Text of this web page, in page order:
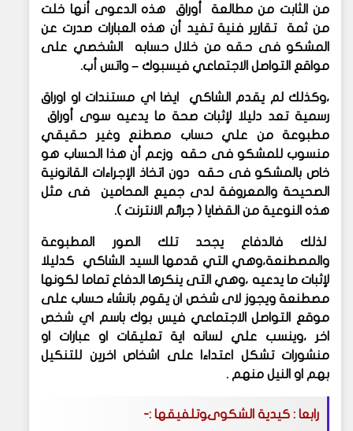
من الثابت من مطالعة أوراق هذه الدعوى أنها خلت
من ثمة تقارير فنية تفيد أن هذه العبارات صدرت عن
المشكو فى حقه من خلال حسابه الشخصي على
مواقع التواصل الاجتماعي فيسبوك – واتس أب.
،وكذلك لم يقدم الشاكي ايضا اي مستندات او اوراق
رسمية تعد دليلا لإثبات صحة ما يدعيه سوى أوراق
مطبوعة من علي حساب مصطنع وغير حقيقي
منسوب للمشكو فى حقه وزعم أن هذا الحساب هو
خاص بالمشكو فى حقه دون اتخاذ الإجراءات القانونية
الصحيحة والمعروفة لدى جميع المحامين فى مثل
هذه النوعية من القضايا ( جرائم الانترنت ).
لذلك فالدفاع يجحد تلك الصور المطبوعة
والمصطنعة،وهي التي قدمها السيد الشاكي كدليلا
لإثبات ما يدعيه ،وهي التى ينكرها الدفاع تماما لكونها
مصطنعة ويجوز لاى شخص ان يقوم بانشاء حساب على
موقع التواصل الاجتماعي فيس بوك باسم اي شخص
اخر ،وينسب علي لسانه اية تعليقات او عبارات او
منشورات تشكل اعتداءا على اشخاص اخرين للتنكيل
بهم او النيل منهم .
رابعا : كيدية الشكوىوتلفيقها :-